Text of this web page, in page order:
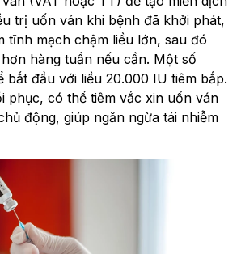
trị uốn ván khi bệnh đã khởi phát,
tĩnh mạch chậm liều lớn, sau đó
hàng tuần nếu cần. Một số
đầu với liều 20.000 IU tiêm bắp.
phục, có thể tiêm vắc xin uốn ván
động, giúp ngăn ngừa tái nhiễm